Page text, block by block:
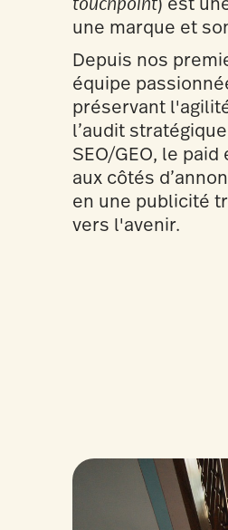
une marque et
Depuis nos
équipe
préservant
l’audit
SEO/GEO, le
aux côtés
en une publicité
vers l'avenir.